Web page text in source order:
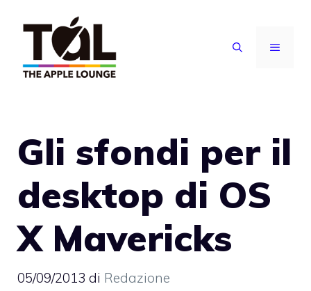
contenuto
MENU
Gli sfondi per il
desktop di OS
X Mavericks
05/09/2013 di Redazione